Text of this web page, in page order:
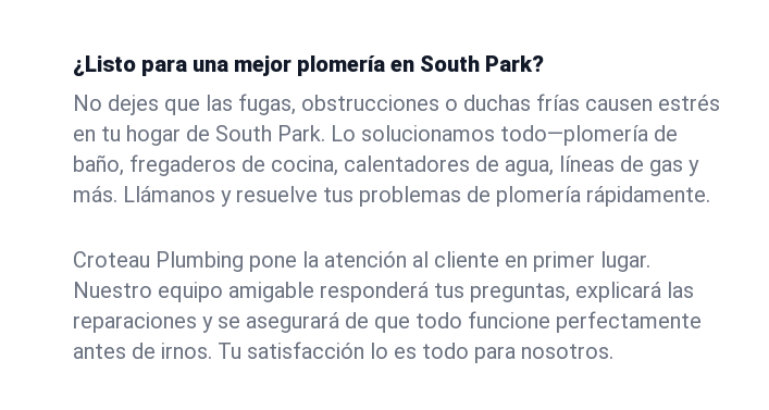
¿Listo para una mejor plomería en South Park?
No dejes que las fugas, obstrucciones o duchas frías causen estrés
en tu hogar de South Park. Lo solucionamos todo—plomería de
baño, fregaderos de cocina, calentadores de agua, líneas de gas y
más. Llámanos y resuelve tus problemas de plomería rápidamente.
Croteau Plumbing pone la atención al cliente en primer lugar.
Nuestro equipo amigable responderá tus preguntas, explicará las
reparaciones y se asegurará de que todo funcione perfectamente
antes de irnos. Tu satisfacción lo es todo para nosotros.